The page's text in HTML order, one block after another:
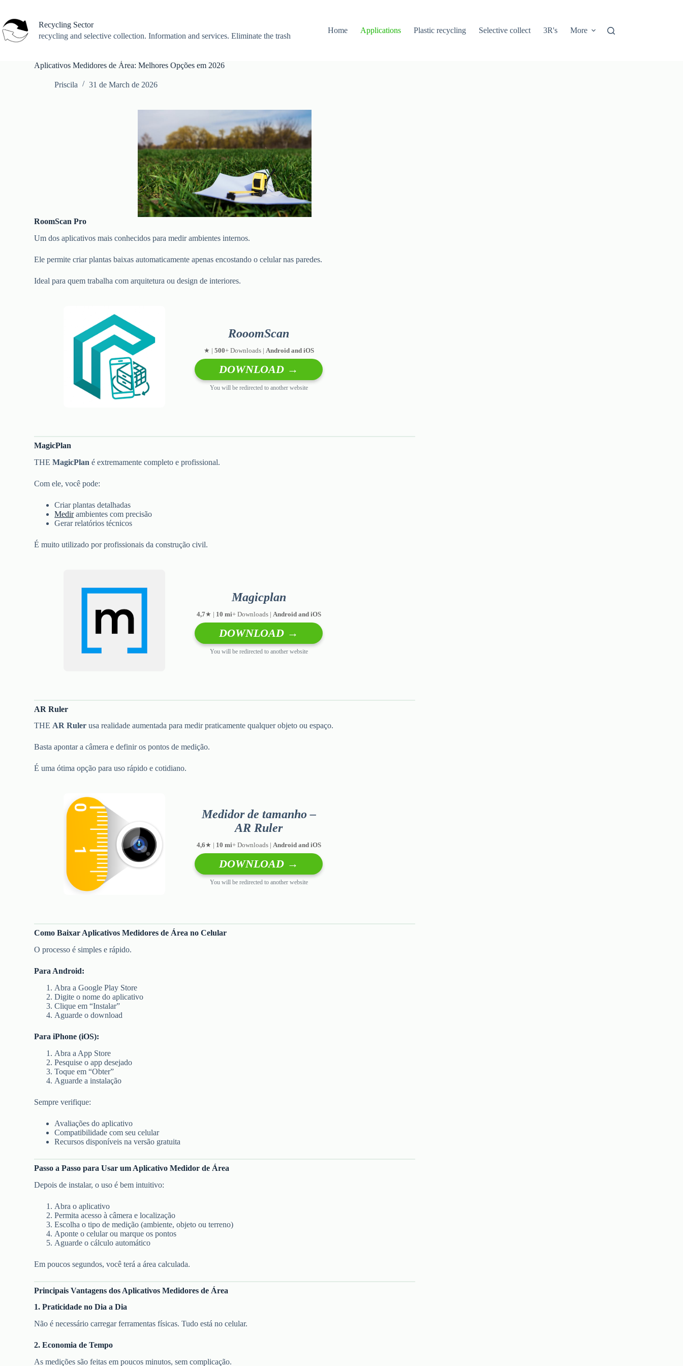
content
Recycling Sector
recycling and selective collection. Information and services. Eliminate the trash
Home Applications Plastic recycling Selective collect 3R's More
Aplicativos Medidores de Área: Melhores Opções em 2026
Priscila 31 de March de 2026
RoomScan Pro
Um dos aplicativos mais conhecidos para medir ambientes internos.
Ele permite criar plantas baixas automaticamente apenas encostando o celular nas paredes.
Ideal para quem trabalha com arquitetura ou design de interiores.
RooomScan
★ | 500+ Downloads | Android and iOS
DOWNLOAD →
You will be redirected to another website
MagicPlan
THEMagicPlan é extremamente completo e profissional.
Com ele, você pode:
Criar plantas detalhadas
Medirambientes com precisão
Gerar relatórios técnicos
É muito utilizado por profissionais da construção civil.
Magicplan
4,7★ | 10 mi+ Downloads | Android and iOS
DOWNLOAD →
You will be redirected to another website
AR Ruler
THE AR Ruler usa realidade aumentada para medir praticamente qualquer objeto ou espaço.
Basta apontar a câmera e definir os pontos de medição.
É uma ótima opção para uso rápido e cotidiano.
Medidor de tamanho –
AR Ruler
4,6★ | 10 mi+ Downloads | Android and iOS
DOWNLOAD →
You will be redirected to another website
Como Baixar Aplicativos Medidores de Área no Celular
O processo é simples e rápido.
Para Android:
Abra a Google Play Store
Digite o nome do aplicativo
Clique em “Instalar”
Aguarde o download
Para iPhone (iOS):
Abra a App Store
Pesquise o app desejado
Toque em “Obter”
Aguarde a instalação
Sempre verifique:
Avaliações do aplicativo
Compatibilidade com seu celular
Recursos disponíveis na versão gratuita
Passo a Passo para Usar um Aplicativo Medidor de Área
Depois de instalar, o uso é bem intuitivo:
Abra o aplicativo
Permita acesso à câmera e localização
Escolha o tipo de medição (ambiente, objeto ou terreno)
Aponte o celular ou marque os pontos
Aguarde o cálculo automático
Em poucos segundos, você terá a área calculada.
Principais Vantagens dos Aplicativos Medidores de Área
1. Praticidade no Dia a Dia
Não é necessário carregar ferramentas físicas. Tudo está no celular.
2. Economia de Tempo
As medições são feitas em poucos minutos, sem complicação.